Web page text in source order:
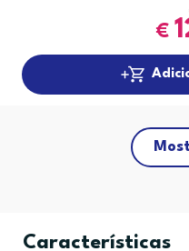
€
Características